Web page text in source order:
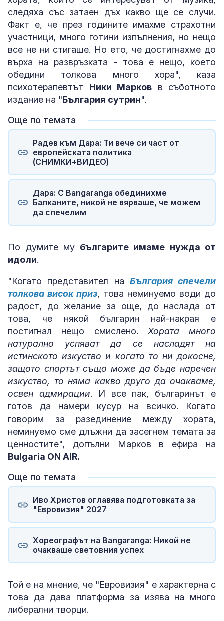
следяха със затаен дъх какво ще се случи.
Факт е, че през годините имахме страхотни
участници, много готини изпълнения, но нещо
все не ни стигаше. Но ето, че достигнахме до
върха на развръзката - това е нещо, което
обедини толкова много хора", каза
психотерапевтът Ники Марков в съботното
издание на "България сутрин".
Още по темата
Радев към Дара: Ти вече си част от
европейската политика
(СНИМКИ+ВИДЕО)
Дара: С Bangaranga обединихме
Балканите, никой не вярваше, че можем
да спечелим
По думите му българите имаме нужда от
идоли.
"Когато представител на България спечели
толкова висок приз, това неминуемо води до
радост, до желание за още, до наслада от
това, че някой българин най-накрая е
постигнал нещо смислено. Хората много
натурално успяват да се насладят на
истинското изкуство и когато то ни докосне,
защото спортът също може да бъде наречен
изкуство, то няма какво друго да очакваме,
освен адмирации. И все пак, българинът е
готов да намери кусур на всичко. Когато
говорим за разединение между хората,
неминуемо сме длъжни да засегнем темата за
ценностите", допълни Марков в ефира на
Bulgaria ON AIR.
Още по темата
Иво Христов оглавява подготовката за
"Евровизия" 2027
Хореографът на Bangaranga: Никой не
очакваше световния успех
Той е на мнение, че "Евровизия" е характерна с
това да дава платформа за изява на много
либерални творци.